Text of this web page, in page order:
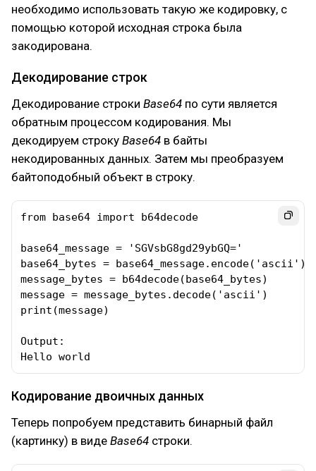
необходимо использовать такую же кодировку, с
помощью которой исходная строка была
закодирована.
Декодирование строк
Декодирование строки Base64 по сути является
обратным процессом кодирования. Мы
декодируем строку Base64 в байты
некодированных данных. Затем мы преобразуем
байтоподобный объект в строку.
from base64 import b64decode
base64_message = 'SGVsbG8gd29ybGQ='
base64_bytes = base64_message.encode('ascii')
message_bytes = b64decode(base64_bytes)
message = message_bytes.decode('ascii')
print(message)
Output:
Hello world
Кодирование двоичных данных
Теперь попробуем представить бинарный файл
(картинку) в виде Base64 строки.